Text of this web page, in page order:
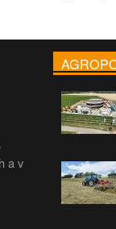
a v